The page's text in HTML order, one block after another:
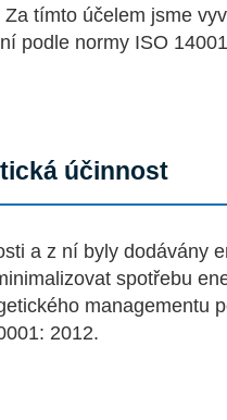
tímto účelem jsme
podle normy ISO
účinnost
a z ní byly dodávány
spotřebu
managementu
2012.